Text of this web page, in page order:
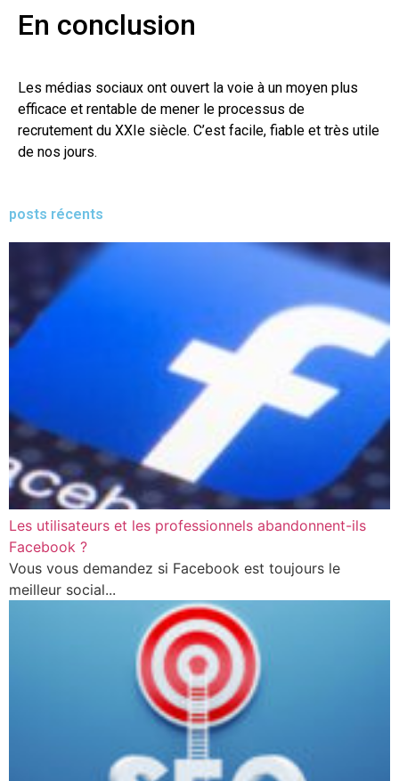
En conclusion
Les médias sociaux ont ouvert la voie à un moyen plus
efficace et rentable de mener le processus de
recrutement du XXIe siècle. C’est facile, fiable et très utile
de nos jours.
posts récents
Les utilisateurs et les professionnels abandonnent-ils
Facebook ?
Vous vous demandez si Facebook est toujours le
meilleur social...